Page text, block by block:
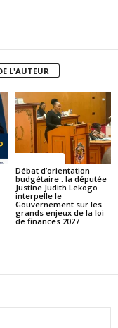
L'AUTEUR
Débat d’orientation
budgétaire : la députée
Justine Judith Lekogo
interpelle le
Gouvernement sur les
grands enjeux de la loi
de finances 2027